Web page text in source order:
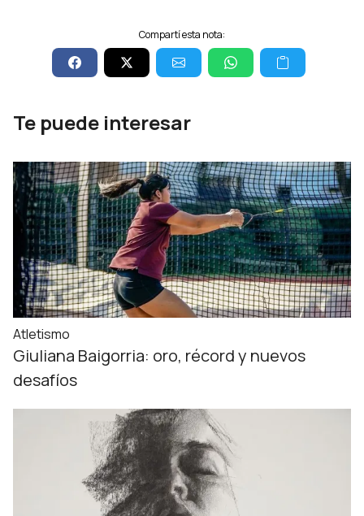
Compartí esta nota:
Te puede interesar
Atletismo
Giuliana Baigorria: oro, récord y nuevos
desafíos